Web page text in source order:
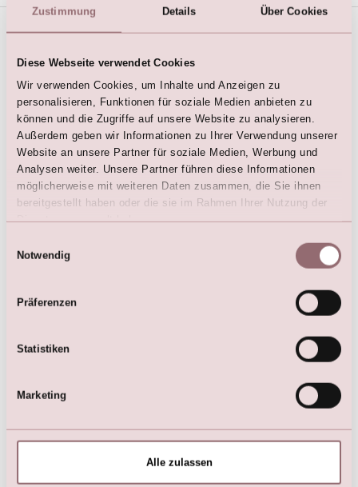
Zustimmung Details Über Cookies
Diese Webseite verwendet Cookies
Wir verwenden Cookies, um Inhalte und Anzeigen zu
personalisieren, Funktionen für soziale Medien anbieten zu
können und die Zugriffe auf unsere Website zu analysieren.
Außerdem geben wir Informationen zu Ihrer Verwendung unserer
Website an unsere Partner für soziale Medien, Werbung und
Analysen weiter. Unsere Partner führen diese Informationen
möglicherweise mit weiteren Daten zusammen, die Sie ihnen
bereitgestellt haben oder die sie im Rahmen Ihrer Nutzung der
Dienste gesammelt haben.
Notwendig
Präferenzen
Statistiken
Marketing
Alle zulassen
Termin Buchen
Bequem online Termin bei LILLY buchen
Social Media
@lillybrautkleider ( Facebook Instagram
LILLY App
LILLY ios-App
Jetzt anmelden und auf den laufenden bleiben
Kollektionen
Taufmode